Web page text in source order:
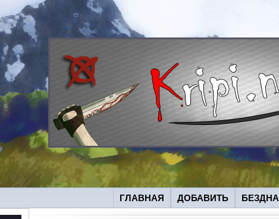
ГЛАВНАЯ ДОБАВИТЬ БЕЗДНА